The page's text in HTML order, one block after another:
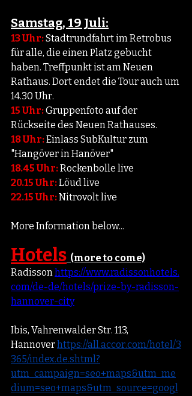
Samstag, 19 Juli:
13 Uhr: Stadtrundfahrt im Retrobus
für alle, die einen Platz gebucht
haben. Treffpunkt ist am Neuen
Rathaus. Dort endet die Tour auch um
14.30 Uhr.
15 Uhr: Gruppenfoto auf der
Rückseite des Neuen Rathauses.
18 Uhr: Einlass SubKultur zum
"Hangöver in Hanöver"
18.45 Uhr: Rockenbolle live
20.15 Uhr: Löud live
22.15 Uhr: Nitrovolt live
More Information below...
Hotels
  (more to come)
Radisson https://www.radissonhotels.
com/de-de/hotels/prize-by-radisson-
hannover-city
Ibis, Vahrenwalder Str. 113,
Hannover https://all.accor.com/hotel/3
365/index.de.shtml?
utm_campaign=seo+maps&utm_me
dium=seo+maps&utm_source=googl